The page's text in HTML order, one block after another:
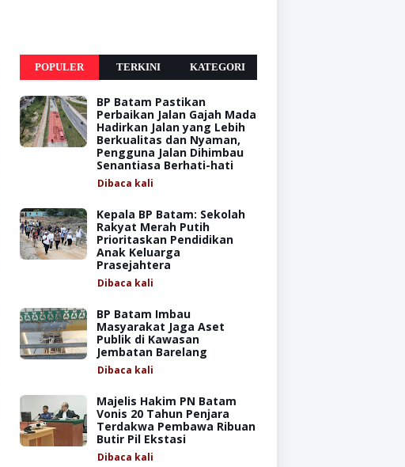
POPULER TERKINI KATEGORI
BP Batam Pastikan
Perbaikan Jalan Gajah Mada
Hadirkan Jalan yang Lebih
Berkualitas dan Nyaman,
Pengguna Jalan Dihimbau
Senantiasa Berhati-hati
Dibaca kali
Kepala BP Batam: Sekolah
Rakyat Merah Putih
Prioritaskan Pendidikan
Anak Keluarga
Prasejahtera
Dibaca kali
BP Batam Imbau
Masyarakat Jaga Aset
Publik di Kawasan
Jembatan Barelang
Dibaca kali
Majelis Hakim PN Batam
Vonis 20 Tahun Penjara
Terdakwa Pembawa Ribuan
Butir Pil Ekstasi
Dibaca kali